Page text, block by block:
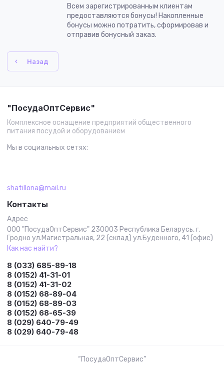
Всем зарегистрированным клиентам
предоставляются бонусы! Накопленные
бонусы можно потратить, сформировав и
отправив бонусный заказ.
Назад
"ПосудаОптСервис"
Комплексное оснащение предприятий общественного
питания посудой и оборудованием
Мы в социальных сетях:
shatillona@mail.ru
Контакты
Адрес
ООО "ПосудаОптСервис" 230003 Республика Беларусь, г.
Гродно ул.Магистральная, 22 (склад) ул.Буденного, 41 (офис)
Как нас найти?
8 (033) 685-89-18
8 (0152) 41-31-01
8 (0152) 41-31-02
8 (0152) 68-89-04
8 (0152) 68-89-03
8 (0152) 68-65-39
8 (029) 640-79-49
8 (029) 640-79-48
“ПосудаОптСервис”